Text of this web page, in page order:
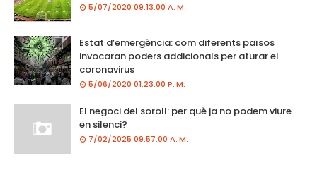
5/07/2020 09:13:00 A. M.
Estat d’emergència: com diferents països
invocaran poders addicionals per aturar el
coronavirus
5/06/2020 01:23:00 P. M.
El negoci del soroll: per què ja no podem viure
en silenci?
7/02/2025 09:57:00 A. M.